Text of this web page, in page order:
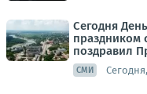
Сегодня
праздником
поздравил
СМИ